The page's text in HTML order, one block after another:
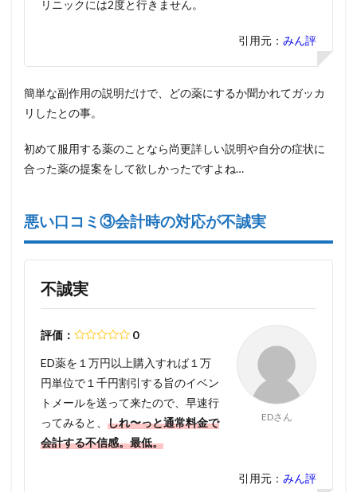
リニックには2度と行きません。
引用元： みん評
簡単な副作用の説明だけで、どの薬にするか聞かれてガッカ
リしたとの事。
初めて服用する薬のことなら尚更詳しい説明や自分の症状に
合った薬の提案をして欲しかったですよね…
悪い口コミ③会計時の対応が不誠実
不誠実
EDさん
評価： 0
ED薬を１万円以上購入すれば１万
円単位で１千円割引する旨のイベン
トメールを送って来たので、早速行
ってみると、 しれ〜っと通常料金で
会計する不信感。最低。
引用元： みん評